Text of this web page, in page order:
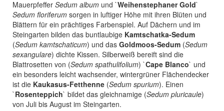
Mauerpfeffer Sedum album und `Weihenstephaner Gold`
Sedum floriferum sorgen in luftiger Höhe mit ihren Blüten und
Blättern für ein prächtiges Farbenspiel. Auf Dächern und im
Steingarten bilden das buntlaubige Kamtschatka-Sedum
(Sedum kamtschaticum) und das Goldmoos-Sedum (Sedum
sexangulare) dichte Kissen. Silberweiß bereift sind die
Blattrosetten von (Sedum spathulifolium) `Cape Blanco` und
ein besonders leicht wachsender, wintergrüner Flächendecker
ist die Kaukasus-Fetthenne (Sedum spurium). Einen
`Rosenteppich` bildet das gleichnamige (Sedum pluricaule)
von Juli bis August im Steingarten.